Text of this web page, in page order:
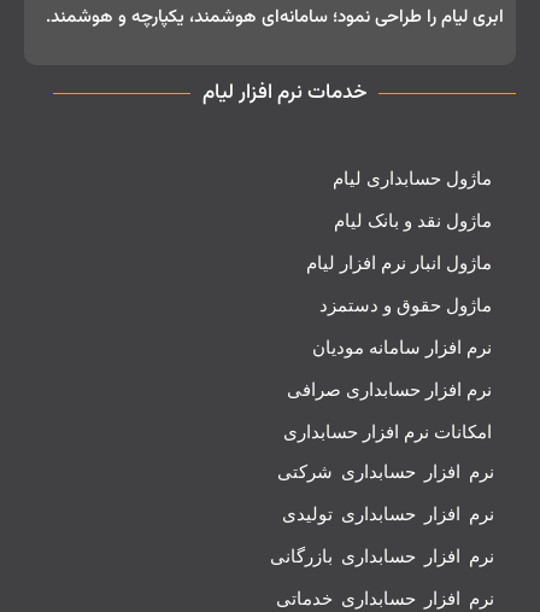
ابری لیام را طراحی نمود؛ سامانه‌ای هوشمند، یکپارچه و هوشمند.
خدمات نرم افزار لیام
ماژول حسابداری لیام
ماژول نقد و بانک لیام
ماژول انبار نرم افزار لیام
ماژول حقوق و دستمزد
نرم افزار سامانه مودیان
نرم افزار حسابداری صرافی
امکانات نرم افزار حسابداری
نرم افزار حسابداری شرکتی
نرم افزار حسابداری تولیدی
نرم افزار حسابداری بازرگانی
نرم افزار حسابداری خدماتی